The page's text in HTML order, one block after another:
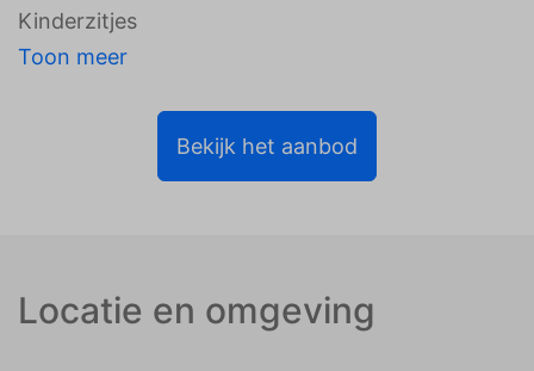
Kinderzitjes
Toon meer
Bekijk het aanbod
Locatie en omgeving